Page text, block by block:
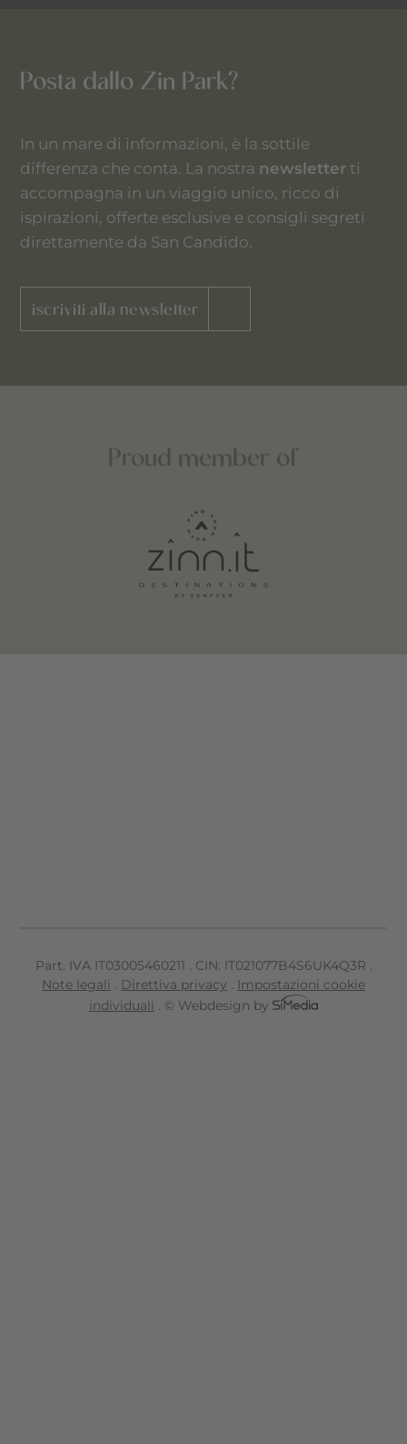
Posta dallo Zin Park?
In un mare di informazioni, è la sottile
differenza che conta. La nostra newsletter ti
accompagna in un viaggio unico, ricco di
ispirazioni, offerte esclusive e consigli segreti
direttamente da San Candido.
iscriviti alla newsletter
Proud member of
Part. IVA IT03005460211 CIN: IT021077B4S6UK4Q3R
Note legali
Direttiva privacy
Impostazioni cookie
individuali
© Webdesign by